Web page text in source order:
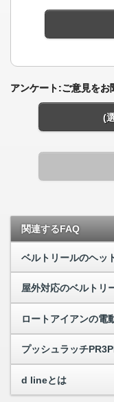
アンケート:ご意見をお
(
関連するFAQ
ベルトリールのヘッ
屋外対応のベルトリ
ロートアイアンの電
プッシュラッチ
d lineとは